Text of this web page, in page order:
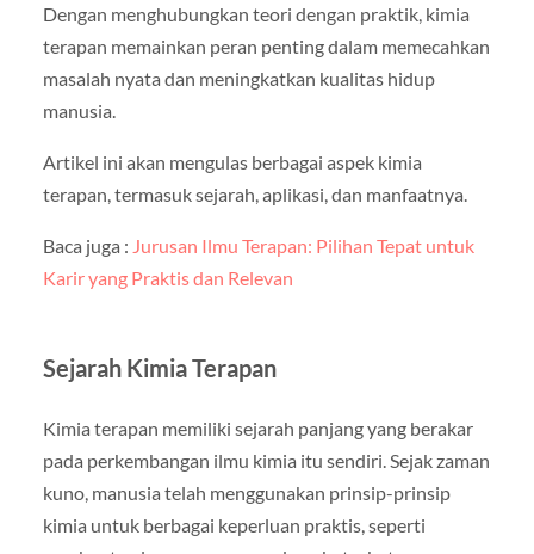
Dengan menghubungkan teori dengan praktik, kimia
terapan memainkan peran penting dalam memecahkan
masalah nyata dan meningkatkan kualitas hidup
manusia.
Artikel ini akan mengulas berbagai aspek kimia
terapan, termasuk sejarah, aplikasi, dan manfaatnya.
Baca juga : Jurusan Ilmu Terapan: Pilihan Tepat untuk
Karir yang Praktis dan Relevan
Sejarah Kimia Terapan
Kimia terapan memiliki sejarah panjang yang berakar
pada perkembangan ilmu kimia itu sendiri. Sejak zaman
kuno, manusia telah menggunakan prinsip-prinsip
kimia untuk berbagai keperluan praktis, seperti